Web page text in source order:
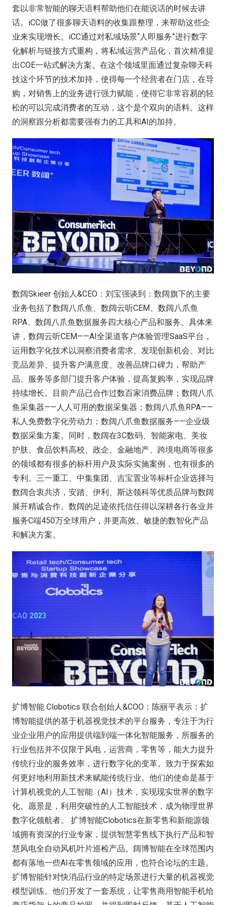
套以非常智能的聊天语料帮助他们在能说话的时候去讲
话。iCC做了很多聊天语料的收集跟整理，来帮助这些企
业来实现增长。iCC通过对私域场景“人即服务”进行数字
化解析与链接方式重构，将私域运营产品化，首次精准提
出COE一站式解决方案。在这个领域里面通过复杂聊天科
技这个环节的技术加持，使得每一个经营者在门店，在导
购，对销售上的业务进行强力赋能，使得它非常容易的轻
松的可以完成消费者的互动，这个是个双向的语料。这样
的洞察跟分析都需要强有力的工具和AI的加持。
数阔Skieer 创始人&CEO：刘宝强谈到：数阔旗下的主要
业务包括了数阔八爪鱼、数阔云听CEM、数阔八爪鱼
RPA、数阔八爪鱼数据服务四大核心产品和服务。具体来
讲，数阔云听CEM——AI全渠道客户体验管理SaaS平台，
运用数字化技术以洞察消费者需求、发现创新机会、对比
竞品差异、提升客户满意度、改善品牌口碑力，帮助产
品、服务等多部门提升客户体验，提高复购率，实现品牌
持续增长。目前产品已合作过数百家消费品牌；数阔八爪
鱼采集器——人人可用的数据采集器；数阔八爪鱼RPA——
私人免费数字化劳动力；数阔八爪鱼数据服务——企业级
数据采集方案。同时，数阔在3C数码、智能家电、美妆
护肤、食品饮料高校、政企、金融地产、跨境电商等很多
的领域都有很多的标杆用户及实际实施案例，也有很多的
专利。三一重工、中集集团、吉宝置业等标杆企业选择与
数阔合衷共济，安踏、伊利、斯达领科等优质品牌与数阔
展开精诚合作。数阔的足迹依托信任得以深耕各行各业并
服务C端450万全球用户，并更高效、敏捷的数智化产品
和解决方案。
扩博智能 Clobotics 联合创始人&COO：陈丽平表示：扩
博智能提供的基于机器视觉技术的平台服务，专注于为行
业企业用户的应用提供端到端一体化智能服务，所服务的
行业包括并不仅限于风电，运营商，零售等，能大力提升
传统行业的服务效率，进行数字化的变革。致力于探索如
何更好地利用新技术来赋能传统行业。他们的使命是基于
计算机视觉的人工智能（AI）技术，实现现实世界的数字
化。愿景是，利用突破性的人工智能技术，成为物理世界
数字化领航者。 扩博智能Clobotics在新零售和新能源领
域拥有资深的行业专家，提供智慧零售线下执行产品和智
慧风电全自动风机叶片巡检产品。阔博智能在全球范围内
都有落地一些AI在零售领域的应用，也符合论坛的主题。
扩博智能针对快消品行业的特定场景进行大量的机器视觉
模型训练。他们开发了一套系统，让零售商用智能手机给